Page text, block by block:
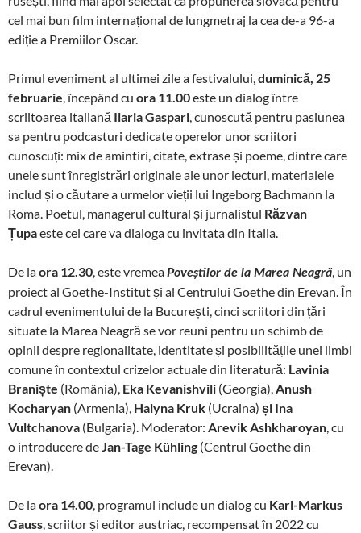
cel mai bun film internațional de lungmetraj la cea de-a 96-a
ediție a Premiilor Oscar.
Primul eveniment al ultimei zile a festivalului,duminică, 25
februarie, începând cu ora 11.00este un dialog între
scriitoarea italiană Ilaria Gaspari, cunoscută pentru pasiunea
sa pentru podcasturi dedicate operelor unor scriitori
cunoscuți: mix de amintiri, citate, extrase și poeme, dintre care
unele sunt înregistrări originale ale unor lecturi, materialele
includ și o căutare a urmelor vieții lui Ingeborg Bachmann la
Roma. Poetul, managerul cultural și jurnalistul Răzvan
Țupaeste cel care va dialoga cu invitata din Italia.
De laora 12.30, este vremeaPoveștilor de la Marea Neagră, un
proiect al Goethe-Institut și al Centrului Goethe din Erevan. În
cadrul evenimentului de la București, cinci scriitori din țări
situate la Marea Neagră se vor reuni pentru un schimb de
opinii despre regionalitate, identitate și posibilitățile unei limbi
comune în contextul crizelor actuale din literatură: Lavinia
Braniște (România), Eka Kevanishvili (Georgia),Anush
Kocharyan (Armenia), Halyna Kruk (Ucraina) și Ina
Vultchanova (Bulgaria). Moderator: Arevik Ashkharoyan, cu
o introducere deJan-Tage Kühling (Centrul Goethe din
Erevan).
De laora 14.00, programul include un dialog cu Karl-Markus
Gauss, scriitor și editor austriac, recompensat în 2022 cu